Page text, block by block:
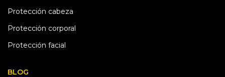
Protección cabeza
Protección corporal
Protección facial
BLOG